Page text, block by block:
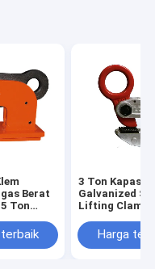
Berat
Ton
terbaik
3 Ton
Galvanized
Lifting Clamp
Harga